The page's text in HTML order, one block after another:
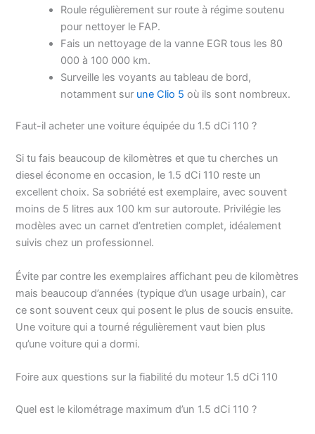
Roule régulièrement sur route à régime soutenu
pour nettoyer le FAP.
Fais un nettoyage de la vanne EGR tous les 80
000 à 100 000 km.
Surveille les voyants au tableau de bord,
notamment sur une Clio 5 où ils sont nombreux.
Faut-il acheter une voiture équipée du 1.5 dCi 110 ?
Si tu fais beaucoup de kilomètres et que tu cherches un
diesel économe en occasion, le 1.5 dCi 110 reste un
excellent choix. Sa sobriété est exemplaire, avec souvent
moins de 5 litres aux 100 km sur autoroute. Privilégie les
modèles avec un carnet d’entretien complet, idéalement
suivis chez un professionnel.
Évite par contre les exemplaires affichant peu de kilomètres
mais beaucoup d’années (typique d’un usage urbain), car
ce sont souvent ceux qui posent le plus de soucis ensuite.
Une voiture qui a tourné régulièrement vaut bien plus
qu’une voiture qui a dormi.
Foire aux questions sur la fiabilité du moteur 1.5 dCi 110
Quel est le kilométrage maximum d’un 1.5 dCi 110 ?